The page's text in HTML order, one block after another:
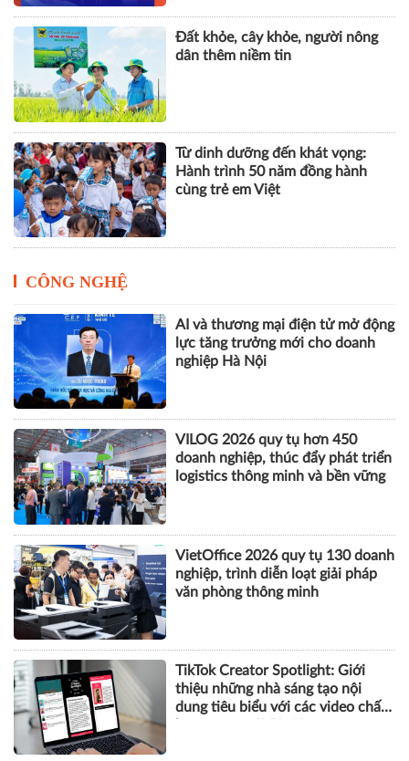
Cách Masan kiến tạo nội lực cho
chặng đường tăng trưởng tiếp
Đất khỏe, cây khỏe, người nông
dân thêm niềm tin
CÔNG NGHỆ
AI và thương mại điện tử mở động
lực tăng trưởng mới cho doanh
nghiệp Hà Nội
VILOG 2026 quy tụ hơn 450
doanh nghiệp, thúc đẩy phát triển
logistics thông minh và bền vững
VietOffice 2026 quy tụ 130 doanh
nghiệp, trình diễn loạt giải pháp
văn phòng thông minh